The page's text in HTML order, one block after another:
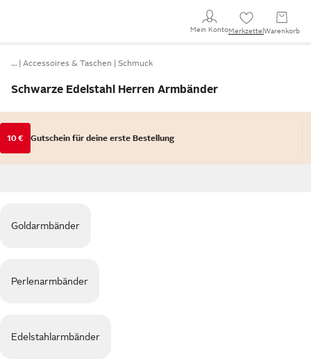
Mein KontoMerkzettel Warenkorb
… Accessoires & Taschen Schmuck
Schwarze Edelstahl Herren Armbänder
10 € Gutschein für deine erste Bestellung
Goldarmbänder
Perlenarmbänder
Edelstahlarmbänder